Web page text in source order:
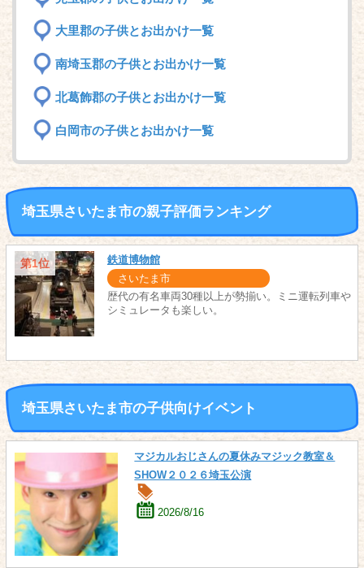
大里郡の子供とお出かけ一覧
南埼玉郡の子供とお出かけ一覧
北葛飾郡の子供とお出かけ一覧
白岡市の子供とお出かけ一覧
埼玉県さいたま市の親子評価ランキング
第1位 鉄道博物館
さいたま市
歴代の有名車両30種以上が勢揃い。ミニ運転列車や
シミュレータも楽しい。
埼玉県さいたま市の子供向けイベント
マジカルおじさんの夏休みマジック教室＆
SHOW２０２６埼玉公演
2026/8/16